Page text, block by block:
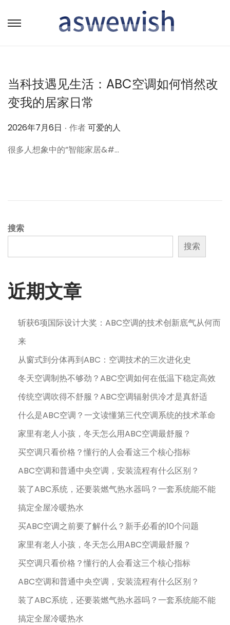
转
跳
当科技遇见生活：ABC空调如何悄然改
变我的居家日常
作
2026年7月6日 . 作者可爱的人
很多人想象中的”智能家居&#…
搜索
搜索
近期文章
斩获6项国际设计大奖：ABC空调的技术创新底气从何而
来
从窗式到分体再到ABC：空调技术的三次进化史
冬天空调制热不够劲？ABC空调如何在低温下稳定高效
传统空调吹得不舒服？ABC空调辐射供冷才是真舒适
什么是ABC空调？一文读懂第三代空调系统的技术革命
家里有老人小孩，冬天怎么用ABC空调最舒服？
买空调只看价格？懂行的人会看这三个核心指标
ABC空调和普通中央空调，安装流程有什么区别？
装了ABC系统，还要装燃气热水器吗？一套系统能不能
搞定全屋冷暖热水
买ABC空调之前要了解什么？新手必看的10个问题
家里有老人小孩，冬天怎么用ABC空调最舒服？
买空调只看价格？懂行的人会看这三个核心指标
ABC空调和普通中央空调，安装流程有什么区别？
装了ABC系统，还要装燃气热水器吗？一套系统能不能
搞定全屋冷暖热水